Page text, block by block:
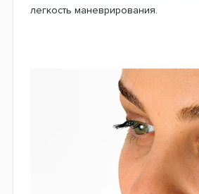
легкость маневрирования.